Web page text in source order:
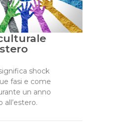
shock
fasi e come
un anno
all’estero.